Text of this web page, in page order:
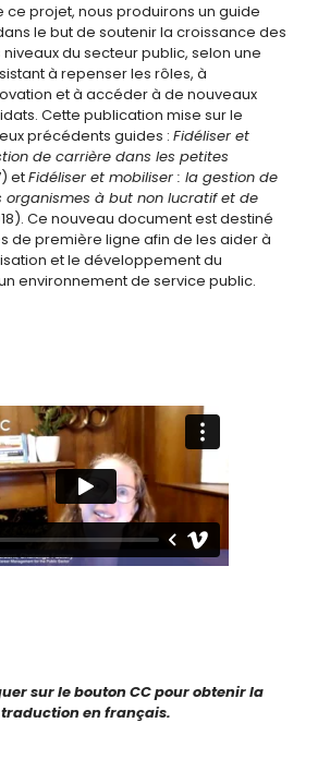
ce projet, nous produirons un guide
le but de soutenir la croissance des
du secteur public, selon une
à repenser les rôles, à
et à accéder à de nouveaux
Cette publication mise sur le
précédents guides : Fidéliser et
de carrière dans les petites
etFidéliser et mobiliser : la gestion de
organismes à but non lucratif et de
Ce nouveau document est destiné
de première ligne afin de les aider à
et le développement du
environnement de service public.
sur le bouton CC pour obtenir la
traduction en français.